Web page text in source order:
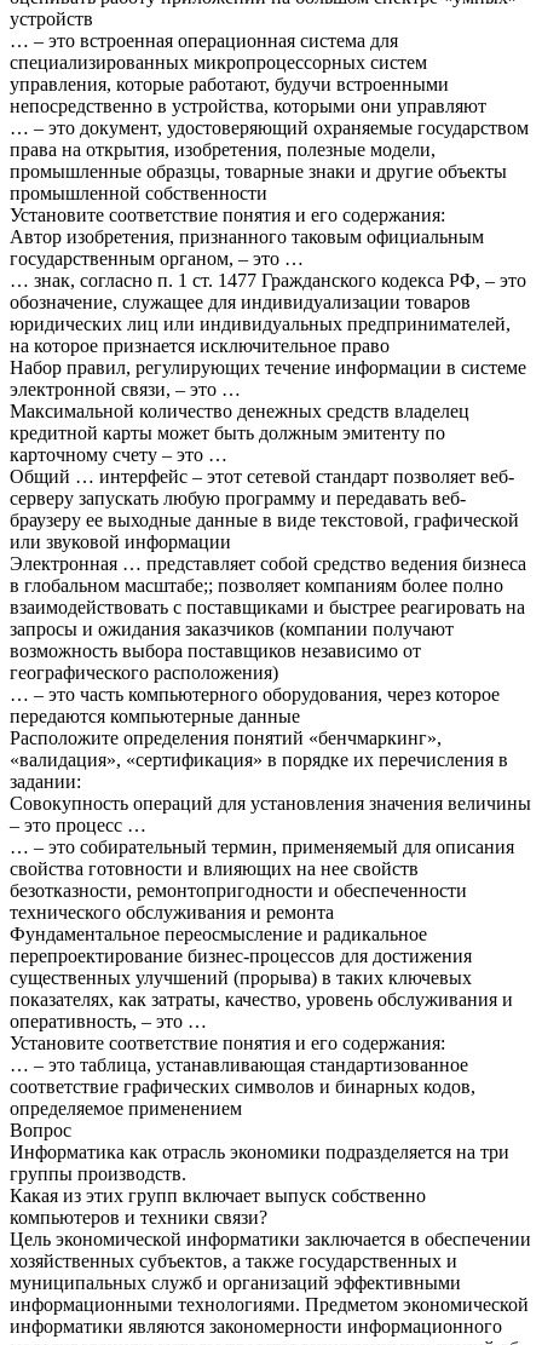
устройств
… – это встроенная операционная система для
специализированных микропроцессорных систем
управления, которые работают, будучи встроенными
непосредственно в устройства, которыми они управляют
… – это документ, удостоверяющий охраняемые государством
права на открытия, изобретения, полезные модели,
промышленные образцы, товарные знаки и другие объекты
промышленной собственности
Установите соответствие понятия и его содержания:
Автор изобретения, признанного таковым официальным
государственным органом, – это …
… знак, согласно п. 1 ст. 1477 Гражданского кодекса РФ, – это
обозначение, служащее для индивидуализации товаров
юридических лиц или индивидуальных предпринимателей,
на которое признается исключительное право
Набор правил, регулирующих течение информации в системе
электронной связи, – это …
Максимальной количество денежных средств владелец
кредитной карты может быть должным эмитенту по
карточному счету – это …
Общий … интерфейс – этот сетевой стандарт позволяет веб-
серверу запускать любую программу и передавать веб-
браузеру ее выходные данные в виде текстовой, графической
или звуковой информации
Электронная … представляет собой средство ведения бизнеса
в глобальном масштабе;; позволяет компаниям более полно
взаимодействовать с поставщиками и быстрее реагировать на
запросы и ожидания заказчиков (компании получают
возможность выбора поставщиков независимо от
географического расположения)
… – это часть компьютерного оборудования, через которое
передаются компьютерные данные
Расположите определения понятий «бенчмаркинг»,
«валидация», «сертификация» в порядке их перечисления в
задании:
Совокупность операций для установления значения величины
– это процесс …
… – это собирательный термин, применяемый для описания
свойства готовности и влияющих на нее свойств
безотказности, ремонтопригодности и обеспеченности
технического обслуживания и ремонта
Фундаментальное переосмысление и радикальное
перепроектирование бизнес-процессов для достижения
существенных улучшений (прорыва) в таких ключевых
показателях, как затраты, качество, уровень обслуживания и
оперативность, – это …
Установите соответствие понятия и его содержания:
… – это таблица, устанавливающая стандартизованное
соответствие графических символов и бинарных кодов,
определяемое применением
Вопрос
Информатика как отрасль экономики подразделяется на три
группы производств.
Какая из этих групп включает выпуск собственно
компьютеров и техники связи?
Цель экономической информатики заключается в обеспечении
хозяйственных субъектов, а также государственных и
муниципальных служб и организаций эффективными
информационными технологиями. Предметом экономической
информатики являются закономерности информационного